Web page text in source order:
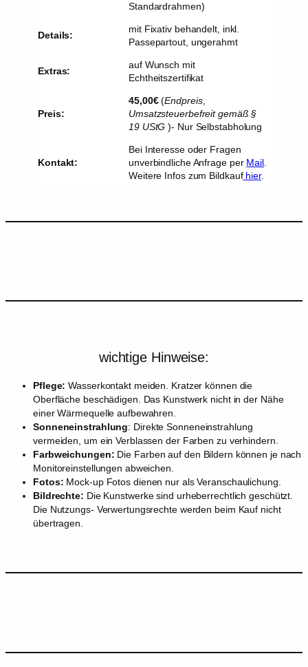
Standardrahmen)
Details:
mit Fixativ behandelt, inkl.
Passepartout, ungerahmt
Extras:
auf Wunsch mit
Echtheitszertifikat
Preis:
45,00€(Endpreis,
Umsatzsteuerbefreit gemäß §
19 UStG )- Nur Selbstabholung
Kontakt:
Bei Interesse oder Fragen
unverbindliche Anfrage per Mail
Weitere Infos zum Bildkaufhier.
wichtige Hinweise:
Pflege: Wasserkontakt meiden. Kratzer können die
Oberfläche beschädigen. Das Kunstwerk nicht in der Nähe
einer Wärmequelle aufbewahren.
Sonneneinstrahlung: Direkte Sonneneinstrahlung
vermeiden, um ein Verblassen der Farben zu verhindern.
Farbweichungen: Die Farben auf den Bildern können je nach
Monitoreinstellungen abweichen.
Fotos: Mock-up Fotos dienen nur als Veranschaulichung.
Bildrechte: Die Kunstwerke sind urheberrechtlich geschützt.
Die Nutzungs- Verwertungsrechte werden beim Kauf nicht
übertragen.